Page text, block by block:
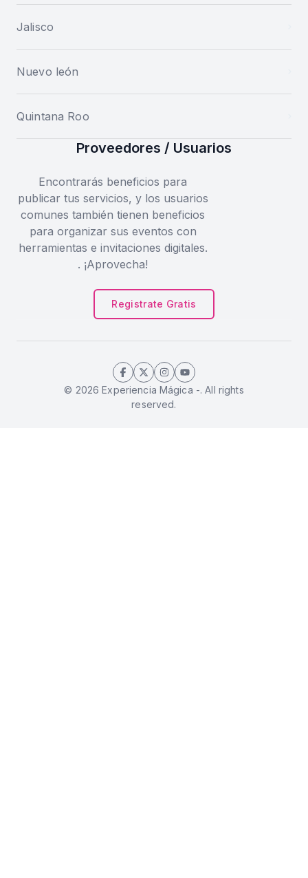
Jalisco
Nuevo león
Quintana Roo
Proveedores / Usuarios
Encontrarás beneficios para
publicar tus servicios, y los usuarios
comunes también tienen beneficios
para organizar sus eventos con
herramientas e invitaciones digitales.
. ¡Aprovecha!
Registrate Gratis
© 2026 Experiencia Mágica -. All rights
reserved.